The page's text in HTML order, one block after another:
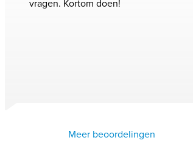
vragen. Kortom doen!
Meer beoordelingen